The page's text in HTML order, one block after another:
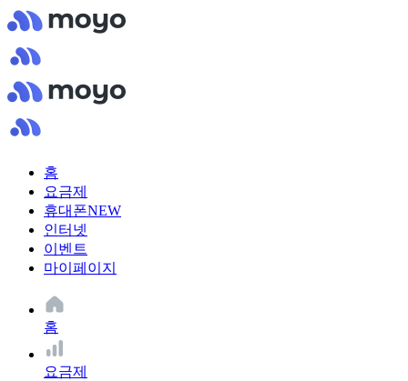
홈
요금제
휴대폰NEW
인터넷
이벤트
마이페이지
홈
요금제